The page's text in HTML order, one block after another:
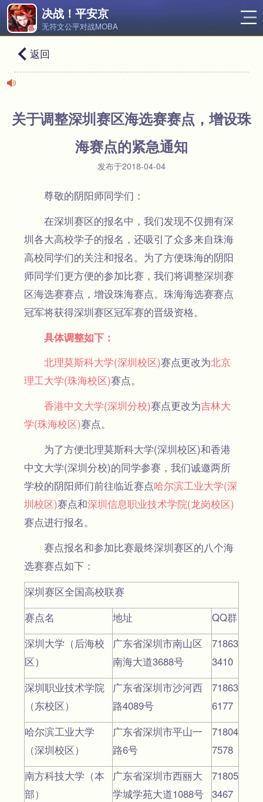
决战！平安京
无符文公平对战MOBA
返回
关于调整深圳赛区海选赛赛点，增设珠
海赛点的紧急通知
发布于2018-04-04
尊敬的阴阳师同学们：
在深圳赛区的报名中，我们发现不仅拥有深
圳各大高校学子的报名，还吸引了众多来自珠海
高校同学们的关注和报名。为了方便珠海的阴阳
师同学们更方便的参加比赛，我们将调整深圳赛
区海选赛赛点，增设珠海赛点。珠海海选赛赛点
冠军将获得深圳赛区冠军赛的晋级资格。
具体调整如下：
北理莫斯科大学(深圳校区)赛点更改为北京
理工大学(珠海校区)赛点。
香港中文大学(深圳分校)赛点更改为吉林大
学(珠海校区)赛点。
为了方便北理莫斯科大学(深圳校区)和香港
中文大学(深圳分校)的同学参赛，我们诚邀两所
学校的阴阳师们前往临近赛点哈尔滨工业大学(深
圳校区)赛点和深圳信息职业技术学院(龙岗校区)
赛点进行报名。
赛点报名和参加比赛最终深圳赛区的八个海
选赛赛点如下：
深圳赛区全国高校联赛
赛点名
地址
QQ群
深圳大学（后海校
区）
广东省深圳市南山区
南海大道3688号
71863
3410
深圳职业技术学院
（东校区）
广东省深圳市沙河西
路4089号
71863
6177
哈尔滨工业大学
（深圳校区）
广东省深圳市平山一
路6号
71804
7578
南方科技大学（本
部）
广东省深圳市西丽大
学城学苑大道1088号
71805
3467